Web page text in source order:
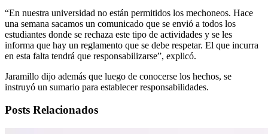
“En nuestra universidad no están permitidos los mechoneos. Hace
una semana sacamos un comunicado que se envió a todos los
estudiantes donde se rechaza este tipo de actividades y se les
informa que hay un reglamento que se debe respetar. El que incurra
en esta falta tendrá que responsabilizarse”, explicó.
Jaramillo dijo además que luego de conocerse los hechos, se
instruyó un sumario para establecer responsabilidades.
Posts Relacionados